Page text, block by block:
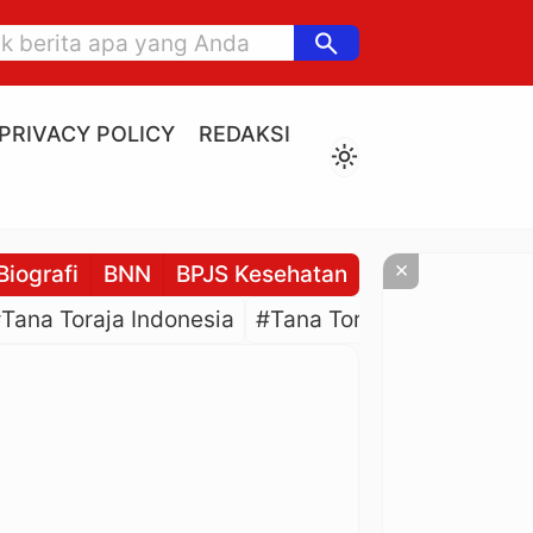
search
PRIVACY POLICY
REDAKSI
light_mode
BNN BPJS Kesehatan BPJS
Toraja Indonesia #Tana Toraja Culture
×